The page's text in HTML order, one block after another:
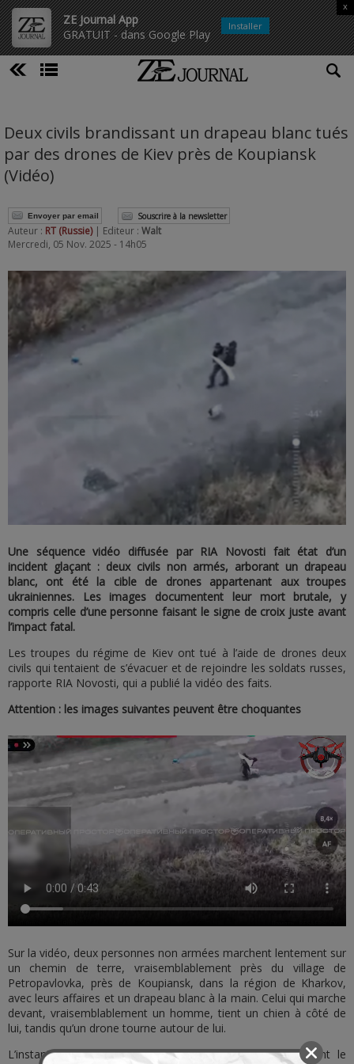
ZE Journal App
GRATUIT - dans Google Play
x
Installer
Deux civils brandissant un drapeau blanc tués
par des drones de Kiev près de Koupiansk
(Vidéo)
Envoyer par email Souscrire à la newsletter
Auteur : RT (Russie) | Editeur : Walt
Mercredi, 05 Nov. 2025 - 14h05
Une séquence vidéo diffusée par RIA Novosti fait état d’un
incident glaçant : deux civils non armés, arborant un drapeau
blanc, ont été la cible de drones appartenant aux troupes
ukrainiennes. Les images documentent leur mort brutale, y
compris celle d’une personne faisant le signe de croix juste avant
l’impact fatal.
Les troupes du régime de Kiev ont tué à l’aide de drones deux
civils qui tentaient de s’évacuer et de rejoindre les soldats russes,
rapporte RIA Novosti, qui a publié la vidéo des faits.
Attention : les images suivantes peuvent être choquantes
Sur la vidéo, deux personnes non armées marchent lentement sur
un chemin de terre, vraisemblablement près du village de
Petropavlovka, près de Koupiansk, dans la région de Kharkov,
avec leurs affaires et un drapeau blanc à la main. Celui qui marche
devant, vraisemblablement un homme, tient un chien à côté de
lui, tandis qu’un drone tourne autour de lui.
L’instant d’après, l’appareil s’écrase et percute violemment le